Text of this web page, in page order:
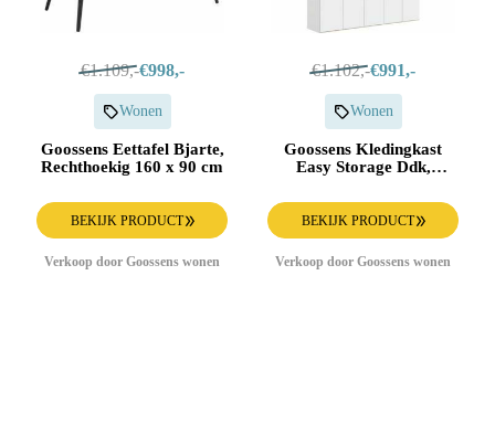
€1.109,-€998,-
Wonen
Goossens Eettafel Bjarte,
Rechthoekig 160 x 90 cm
BEKIJK PRODUCT
Verkoop door Goossens wonen
€1.102,-€991,-
Wonen
Goossens Kledingkast
Easy Storage Ddk,
breed, 220 cm hoog, 5x
draaideur
BEKIJK PRODUCT
Verkoop door Goossens wonen